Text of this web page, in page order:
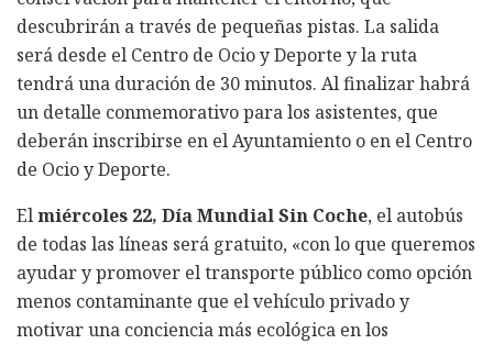
descubrirán a través de pequeñas pistas. La salida
será desde el Centro de Ocio y Deporte y la ruta
tendrá una duración de 30 minutos. Al finalizar habrá
un detalle conmemorativo para los asistentes, que
deberán inscribirse en el Ayuntamiento o en el Centro
de Ocio y Deporte.
Elmiércoles 22, Día Mundial Sin Coche, el autobús
de todas las líneas será gratuito, «con lo que queremos
ayudar y promover el transporte público como opción
menos contaminante que el vehículo privado y
motivar una conciencia más ecológica en los